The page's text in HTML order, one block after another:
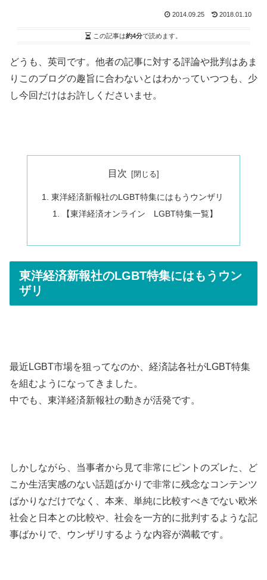
2014.09.25 2018.01.10
この記事は約4分で読めます。
どうも、英司です。他者の記事に対する評論や批判はあま
りこのブログの趣旨に合わないとはわかっていつつも、少
し今回だけはお許しくださいませ。
目次
東洋経済新報社のLGBT特集にはもうウンザリ
【東洋経済オンライン LGBT特集一覧】
東洋経済新報社のLGBT特集にはもうウン
ザリ
最近LGBT市場を狙ってなのか、経済誌各社がLGBT特集
を組むようになってきました。
中でも、東洋経済新報社の動きが活発です。
しかしながら、当事者から見て非常にピントのズレた、ど
こか生活実感のない話題ばかりで非常に残念なコンテンツ
ばかりなだけでなく、本来、単純に比較すべきでない欧米
社会と日本との比較や、社会を一方的に批判するような記
事ばかりで、ウンザリするような内容が満載です。